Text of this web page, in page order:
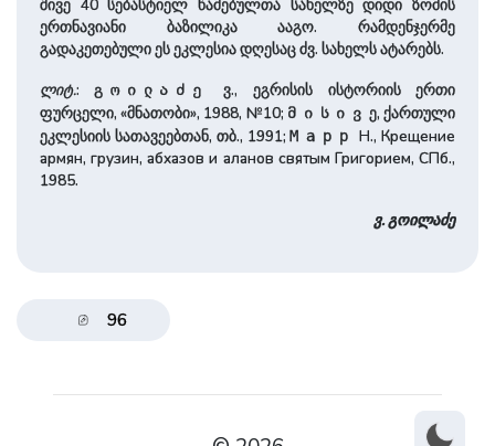
შივე 40 სებასტიელ წამებულთა სახელზე დიდი ზომის
ერთნავიანი ბაზილიკა ააგო. რამდენჯერმე
გადაკეთებული ეს ეკლესია დღესაც ძვ. სახელს ატარებს.
ლიტ.:გოილაძე
ვ., ეგრისის ისტორიის ერთი
ფურცელი, «მნათობი», 1988, №10; მისივ ე, ქართული
ეკლესიის სათავეებთან, თბ., 1991;Марр
Н., Крещение
армян, грузин, абхазов и аланов святым Григорием, СПб.,
1985.
ვ. გოილაძე
96